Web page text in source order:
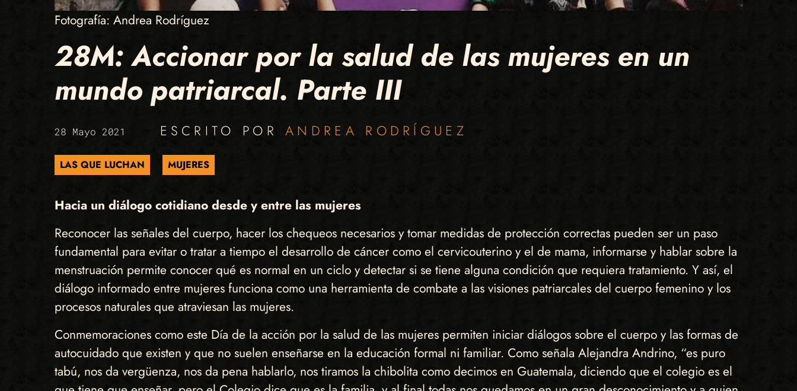
Fotografía: Andrea Rodríguez
28M: Accionar por la salud de las mujeres en un
mundo patriarcal. Parte III
28 Mayo 2021 ESCRITO PORANDREA RODRÍGUEZ
LAS QUE LUCHAN MUJERES
Hacia un diálogo cotidiano desde y entre las mujeres
Reconocer las señales del cuerpo, hacer los chequeos necesarios y tomar medidas de protección correctas pueden ser un paso
fundamental para evitar o tratar a tiempo el desarrollo de cáncer como el cervicouterino y el de mama, informarse y hablar sobre la
menstruación permite conocer qué es normal en un ciclo y detectar si se tiene alguna condición que requiera tratamiento. Y así, el
diálogo informado entre mujeres funciona como una herramienta de combate a las visiones patriarcales del cuerpo femenino y los
procesos naturales que atraviesan las mujeres.
Conmemoraciones como este Día de la acción por la salud de las mujeres permiten iniciar diálogos sobre el cuerpo y las formas de
autocuidado que existen y que no suelen enseñarse en la educación formal ni familiar. Como señala Alejandra Andrino, “es puro
tabú, nos da vergüenza, nos da pena hablarlo, nos tiramos la chibolita como decimos en Guatemala, diciendo que el colegio es el